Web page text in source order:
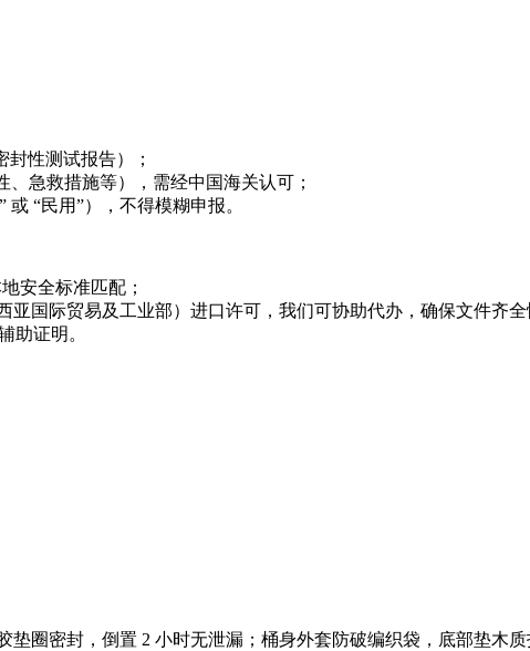
性测试报告）；
急救措施等），需经中国海关认可；
“民用”），不得模糊申报。
安全标准匹配；
国际贸易及工业部）进口许可，我们可协助代办，确保文件齐全
助证明。
圈密封，倒置 2 小时无泄漏；桶身外套防破编织袋，底部垫木质